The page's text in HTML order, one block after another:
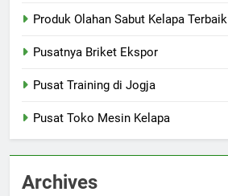
Produk Olahan Sabut Kelapa Terbaik
Pusatnya Briket Ekspor
Pusat Training di Jogja
Pusat Toko Mesin Kelapa
Archives